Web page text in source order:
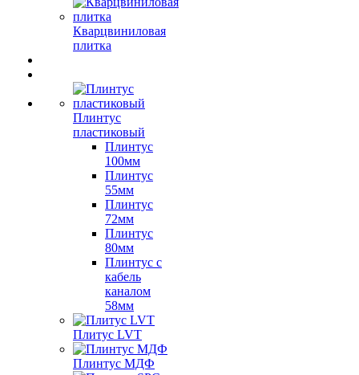
Кварцвиниловая
плитка
Плинтус
пластиковый
Плинтус
100мм
Плинтус
55мм
Плинтус
72мм
Плинтус
80мм
Плинтус с
кабель
каналом
58мм
Плитус LVT
Плинтус МДФ